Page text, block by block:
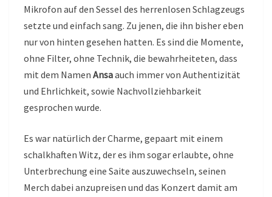
Mikrofon auf den Sessel des herrenlosen Schlagzeugs
setzte und einfach sang. Zu jenen, die ihn bisher eben
nur von hinten gesehen hatten. Es sind die Momente,
ohne Filter, ohne Technik, die bewahrheiteten, dass
mit dem Namen Ansaauch immer von Authentizität
und Ehrlichkeit, sowie Nachvollziehbarkeit
gesprochen wurde.
Es war natürlich der Charme, gepaart mit einem
schalkhaften Witz, der es ihm sogar erlaubte, ohne
Unterbrechung eine Saite auszuwechseln, seinen
Merch dabei anzupreisen und das Konzert damit am